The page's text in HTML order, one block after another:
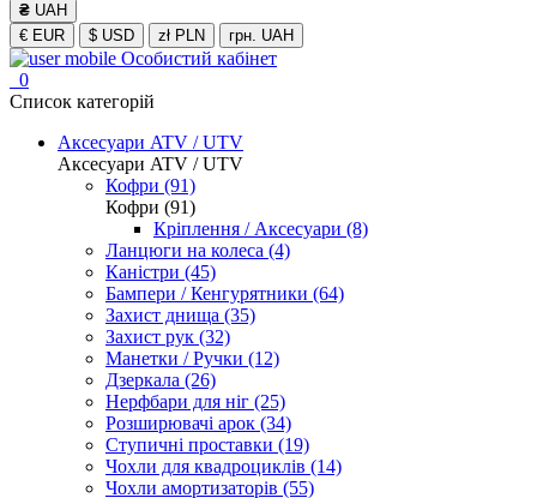
₴ UAH
€ EUR $ USD zł PLN грн. UAH
Особистий кабінет
0
Список категорій
Аксесуари ATV / UTV
Аксесуари ATV / UTV
Кофри (91)
Кофри (91)
Кріплення / Аксесуари (8)
Ланцюги на колеса (4)
Каністри (45)
Бампери / Кенгурятники (64)
Захист днища (35)
Захист рук (32)
Манетки / Ручки (12)
Дзеркала (26)
Нерфбари для ніг (25)
Розширювачі арок (34)
Ступичні проставки (19)
Чохли для квадроциклів (14)
Чохли амортизаторів (55)